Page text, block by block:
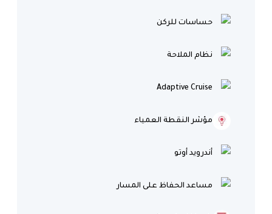
حساسات للركن
نظام الملاحة
Adaptive Cruise
مؤشر النقطة العمياء
أندرويد أوتو
مساعد الحفاظ على المسار